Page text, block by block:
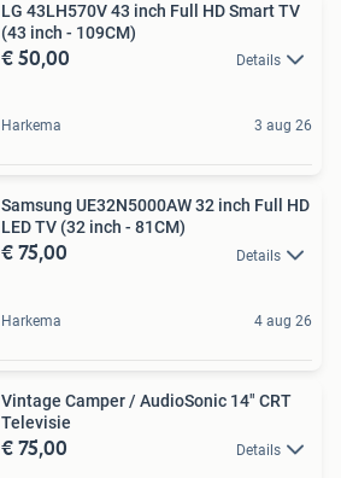
LG 43LH570V 43 inch Full HD Smart TV
(43 inch - 109CM)
€ 50,00 Details
Harkema 3 aug 26
Samsung UE32N5000AW 32 inch Full HD
LED TV (32 inch - 81CM)
€ 75,00 Details
Harkema 4 aug 26
Vintage Camper / AudioSonic 14" CRT
Televisie
€ 75,00 Details